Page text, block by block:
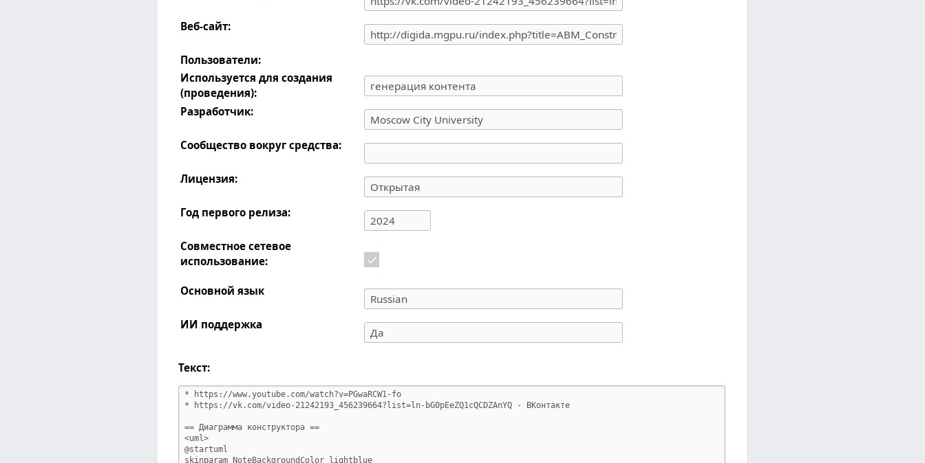
Веб-сайт:
Пользователи:
Используется для создания
(проведения):
Разработчик:
Сообщество вокруг средства:
Лицензия:
Год первого релиза:
Совместное сетевое
использование:
Основной язык
ИИ поддержка
Текст: